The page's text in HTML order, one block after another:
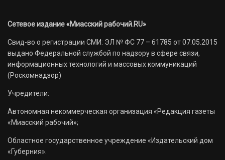
Сетевое издание «Миасский рабочий.RU»
Свид-во о регистрации СМИ: ЭЛ № ФС 77 – 61785 от 07.05.2015
выдано Федеральной службой по надзору в сфере связи,
информационных технологий и массовых коммуникаций
(Роскомнадзор)
Учредители:
Автономная некоммерческая организация «Редакция газеты
«Миасский рабочий»;
Областное государственное учреждение «Издательский дом
«Губерния».